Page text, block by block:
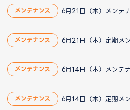
メンテナンス 6月21日（木）メンテ
メンテナンス 6月21日（木）定期メ
メンテナンス 6月14日（木）メンテ
メンテナンス 6月14日（木）定期メ